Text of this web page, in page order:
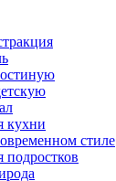
кухни
стиле
подростков